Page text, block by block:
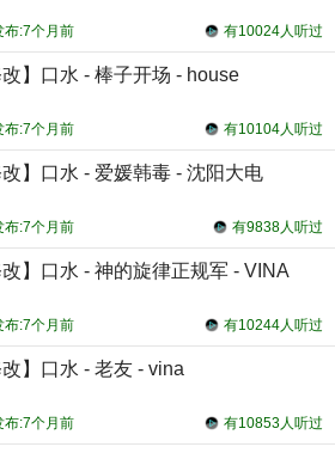
有10024人听过
布:7个月前
】口水 - 棒子开场 - house
有10104人听过
布:7个月前
】口水 - 爱媛韩毒 - 沈阳大电
有9838人听过
布:7个月前
】口水 - 神的旋律正规军 - VINA
有10244人听过
布:7个月前
】口水 - 老友 - vina
有10853人听过
布:7个月前